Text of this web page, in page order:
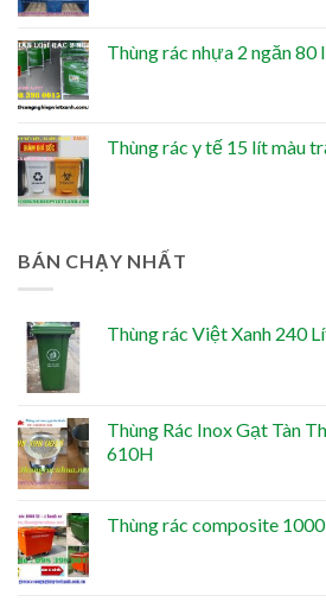
Thùng rác nhựa 2 ngăn 80
Thùng rác y tế 15 lít màu
BÁN CHẠY NHẤT
Thùng rác Việt Xanh 240
Thùng Rác Inox Gạt Tàn
610H
Thùng rác composite